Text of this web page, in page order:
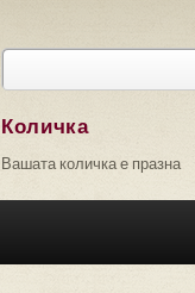
Търси
Количка
Вашата количка е празна